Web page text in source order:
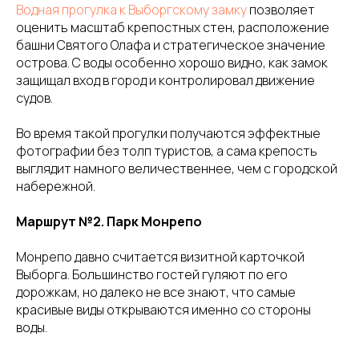
Водная прогулка к Выборгскому замкупозволяет
оценить масштаб крепостных стен, расположение
башни Святого Олафа и стратегическое значение
острова. С воды особенно хорошо видно, как замок
защищал вход в город и контролировал движение
судов.
Во время такой прогулки получаются эффектные
фотографии без толп туристов, а сама крепость
выглядит намного величественнее, чем с городской
набережной.
Маршрут №2. Парк Монрепо
Монрепо давно считается визитной карточкой
Выборга. Большинство гостей гуляют по его
дорожкам, но далеко не все знают, что самые
красивые виды открываются именно со стороны
воды.